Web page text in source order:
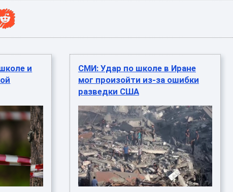
и
СМИ: Удар по школе в Иране
мог произойти из-за ошибки
разведки США